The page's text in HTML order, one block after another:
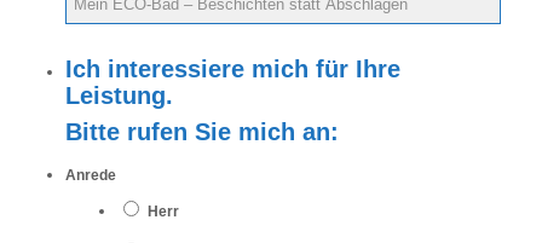
Ich interessiere mich für Ihre
Leistung.
Bitte rufen Sie mich an:
Anrede
Herr